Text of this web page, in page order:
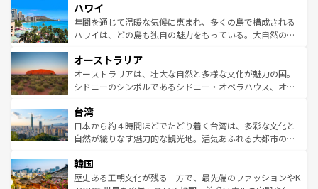
ば市内交通費無料で観光を楽しむこともできる。 なお、新
着のスイス情報はコンテンツ一覧 を参照してほしい。
のような巨大都市は、観光、ショッピング、エンターテイ
ンメントが詰まった刺激的なスポットだ。一方、アメリカ
西部には大自然が広がり、グランドキャニオンやイエロー
部のニューオーリンズでは、音楽と美食が融合した独特の
文化が魅力。旅行者はアメリカの各地域で異なる魅力を楽
しみながら、その多様性と豊かな歴史を感じることができ
ならではの贅沢な旅のスタイルだ。 なお、新着のアメリカ
情報はコンテンツ一覧を参照してほしい。
ハワイ
年間を通じて温暖な気候に恵まれ、多くの島で構成される
ハワイは、どの島も独自の魅力をもっている。大自然の神
ワイ島は見逃せない。また、定番の観光地といえばオアフ
島だが、静かな自然を求めるならマウイ島やカウアイ島が
おすすめ。エメラルドグリーンに輝く海をはじめ、豊かな
れるおもてなしの心で訪れる人々を迎えてくれるハワイの
人々、おいしいローカルフードやハワイアンミュージッ
ク、伝統的なフラダンスなど、すべてがハワイの魅力を彩
ワイを、存分に味わってほしい。 なお、新着のハワイ情報
はコンテンツ一覧を参照してほしい。
オーストラリア
オーストラリアは、壮大な自然と多様な文化が魅力の国。
シドニーのシンボルであるシドニー・オペラハウス、オー
リアリーフや大陸中央部にそびえるウルル（エアーズロッ
ク）、タスマニアの美しい原生林やケアンズの熱帯雨林な
ど、見どころがたくさん。また、カフェやワイン、オージ
いる。アクティビティも充実しており、サーフィンやダイ
ビング、ハイキングなど、アウトドア好きにはたまらな
台湾
日本から約４時間ほどでたどり着く台湾は、多彩な文化と
自然が織りなす魅力的な観光地。活気あふれる大都市の台
ン）、静ひつな山岳地帯である台湾東部など、都市の喧騒
と山間の静けさが共存しており、訪れる人に新しい発見と
韓国
歴史ある王朝文化が残る一方で、最先端のファッションやK